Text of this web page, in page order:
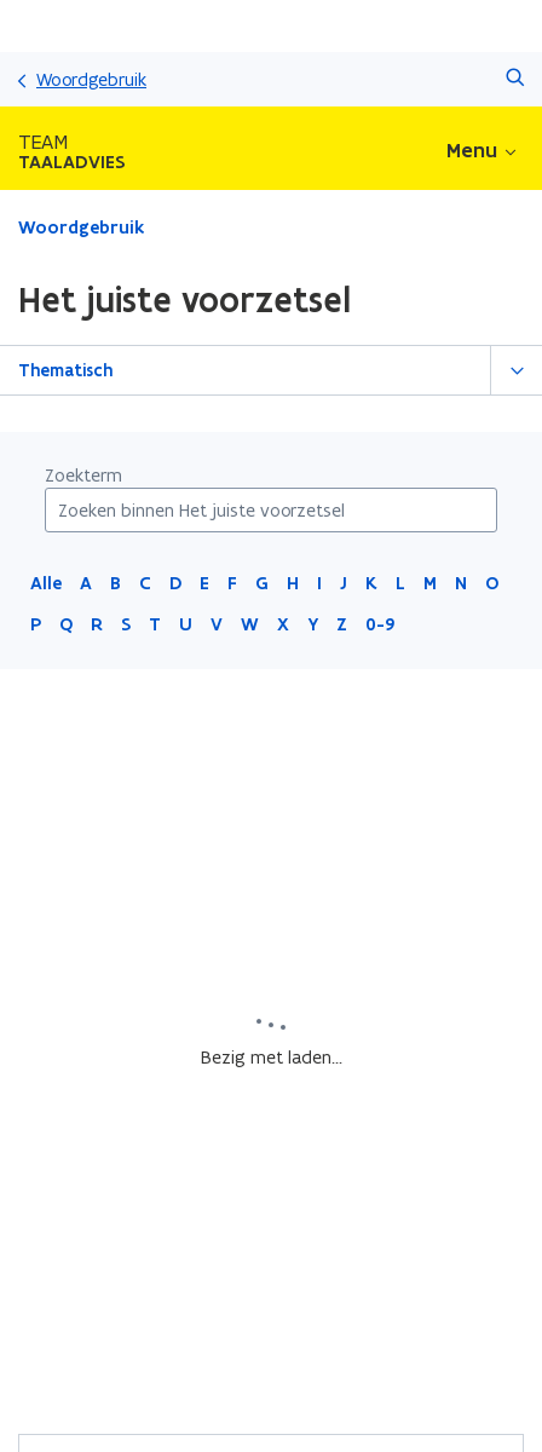
Woordgebruik
TEAM
TAALADVIES Menu
Gedaan
zich
op:
Het
Woordgebruik
Het juiste voorzetsel
Thematisch
Zoekterm
Alle A B C D E F G H I J K L M N
O
P
Q R S T U V W X Y Z 0-9
Bezig met laden...